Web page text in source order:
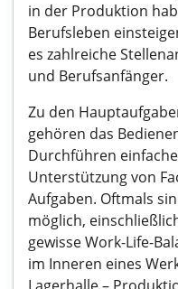
in der Produktion
Berufsleben
es zahlreiche
und Berufsanfänger.
Zu den
gehören das
Durchführen
Unterstützung von
Aufgaben. Oftmals
möglich,
gewisse Work-Life-
im Inneren eines